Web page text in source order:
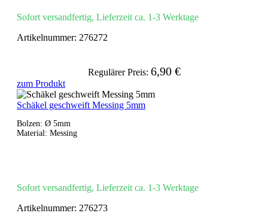
Sofort versandfertig, Lieferzeit ca. 1-3 Werktage
Artikelnummer: 276272
Regulärer Preis: 6,90 €
zum Produkt
Schäkel geschweift Messing 5mm
Bolzen: Ø 5mm
Material: Messing
Sofort versandfertig, Lieferzeit ca. 1-3 Werktage
Artikelnummer: 276273